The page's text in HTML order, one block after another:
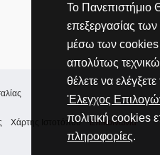
Το Πανεπιστήμιο
επεξεργασίας
μέσω των cookies
απολύτως
θέλετε να
'Ελεγχος
πολιτική cookies
πληροφορίες.
Χάρτης Ιστοτόπου Επικοινωνία